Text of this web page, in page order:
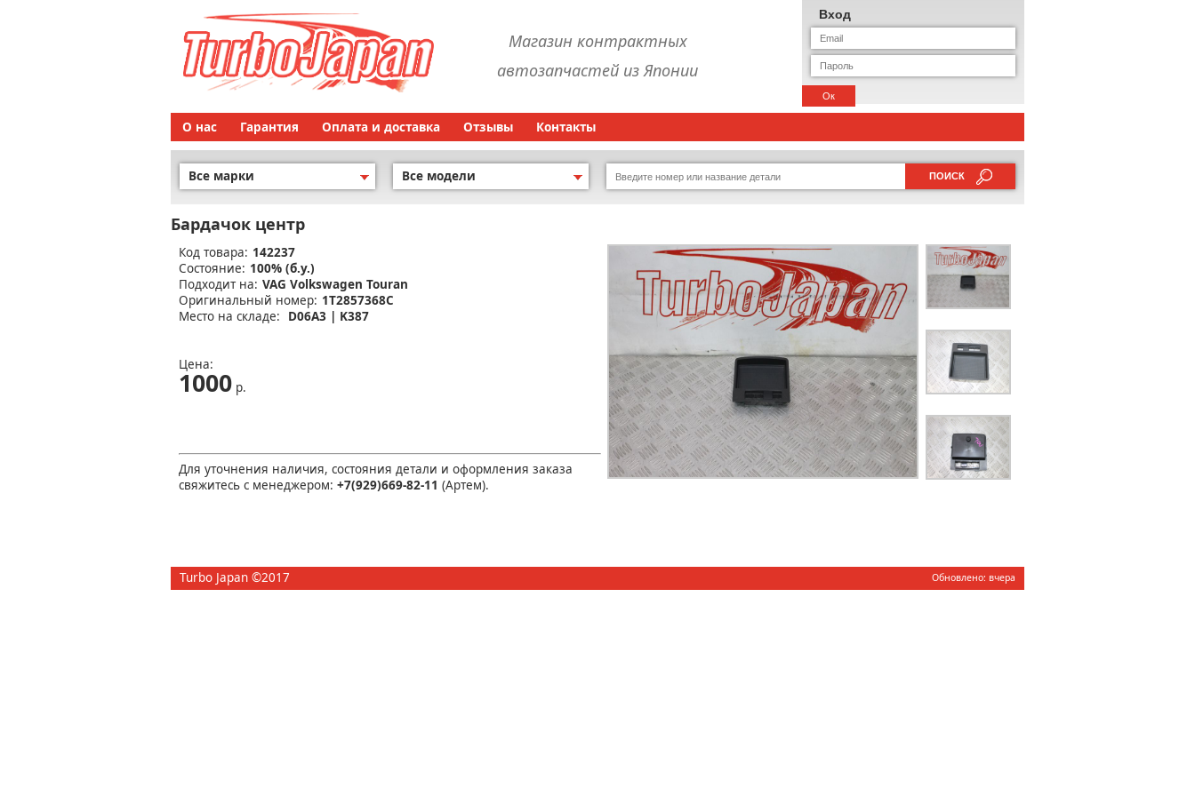
Магазин контрактных
автозапчастей из Японии
Вход
Ок
О нас Гарантия Оплата и доставка Отзывы Контакты
Все марки Все модели ПОИСК
Бардачок центр
Код товара: 142237
Состояние: 100% (б.у.)
Подходит на: VAG Volkswagen Touran
Оригинальный номер: 1T2857368C
Место на складе:
D06A3 | K387
Цена:
1000 р.
Для уточнения наличия, состояния детали и оформления заказа
свяжитесь с менеджером: +7(929)669-82-11 (Артем).
Turbo Japan ©2017 Обновлено: вчера